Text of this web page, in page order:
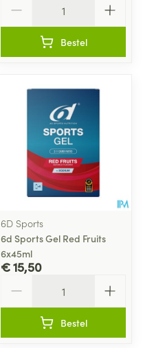
Bestel
6D Sports
6d Sports Gel Red Fruits
6x45ml
€ 15,50
Bestel